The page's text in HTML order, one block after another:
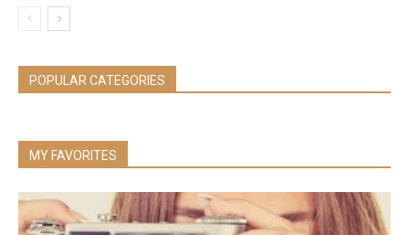
POPULAR CATEGORIES
MY FAVORITES